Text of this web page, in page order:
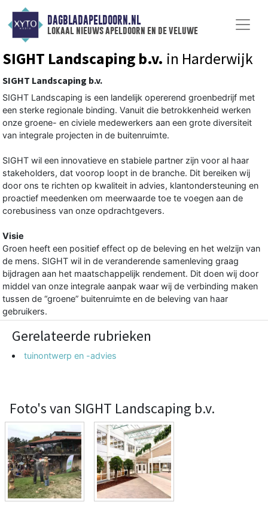
DAGBLADAPELDOORN.NL
lokaal nieuws apeldoorn en de veluwe
SIGHT Landscaping b.v. in Harderwijk
SIGHT Landscaping b.v.
SIGHT Landscaping is een landelijk opererend groenbedrijf met
een sterke regionale binding. Vanuit die betrokkenheid werken
onze groene- en civiele medewerkers aan een grote diversiteit
van integrale projecten in de buitenruimte.
SIGHT wil een innovatieve en stabiele partner zijn voor al haar
stakeholders, dat voorop loopt in de branche. Dit bereiken wij
door ons te richten op kwaliteit in advies, klantondersteuning en
proactief meedenken om meerwaarde toe te voegen aan de
corebusiness van onze opdrachtgevers.
Visie
Groen heeft een positief effect op de beleving en het welzijn van
de mens. SIGHT wil in de veranderende samenleving graag
bijdragen aan het maatschappelijk rendement. Dit doen wij door
middel van onze integrale aanpak waar wij de verbinding maken
tussen de “groene” buitenruimte en de beleving van haar
gebruikers.
Gerelateerde rubrieken
tuinontwerp en -advies
Foto's van SIGHT Landscaping b.v.